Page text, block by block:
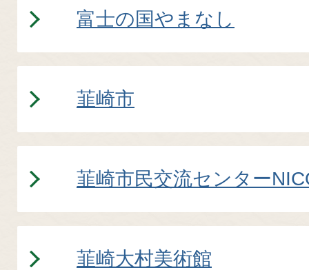
リ
ン
ク
LINKS
富士の国やまなし
韮崎市
韮崎市民交流センター
韮崎大村美術館